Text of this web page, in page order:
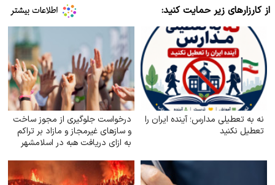
از کارزارهای زیر حمایت کنید:
نه به تعطیلی مدارس؛ آینده ایران را
تعطیل نکنید
درخواست جلوگیری از مجوز ساخت
و سازهای غیرمجاز و مازاد بر تراکم
به ازای دریافت هبه در اسلامشهر